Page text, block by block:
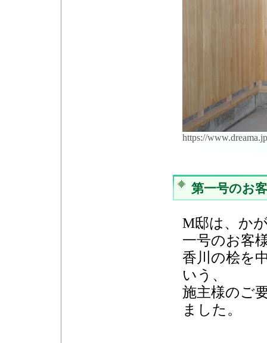
https://
第一号のお
M邸は、か
一号のお客
香川の桧を
いう、
施主様のご
ました。